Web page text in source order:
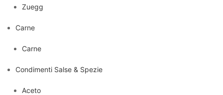
Zuegg
Carne
Carne
Condimenti Salse & Spezie
Aceto